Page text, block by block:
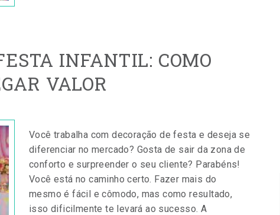
INFANTIL: COMO
VALOR
Você trabalha com decoração de festa e deseja se
diferenciar no mercado? Gosta de sair da zona de
conforto e surpreender o seu cliente? Parabéns!
Você está no caminho certo. Fazer mais do
mesmo é fácil e cômodo, mas como resultado,
isso dificilmente te levará ao sucesso. A